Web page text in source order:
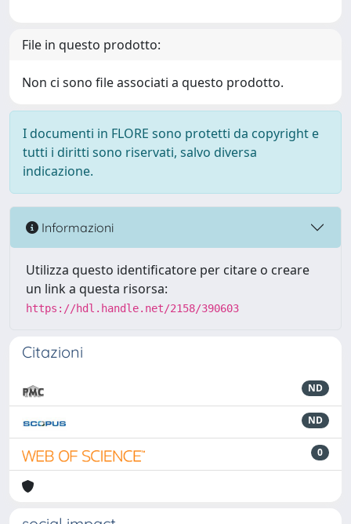
File in questo prodotto:
Non ci sono file associati a questo prodotto.
I documenti in FLORE sono protetti da copyright e
tutti i diritti sono riservati, salvo diversa
indicazione.
Informazioni
Utilizza questo identificatore per citare o creare
un link a questa risorsa:
https://hdl.handle.net/2158/390603
Citazioni
ND
ND
0